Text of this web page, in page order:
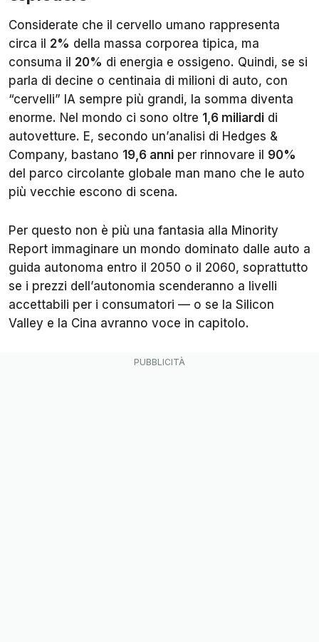
Considerate che il cervello umano rappresenta
circa il 2% della massa corporea tipica, ma
consuma il 20% di energia e ossigeno. Quindi, se si
parla di decine o centinaia di milioni di auto, con
“cervelli” IA sempre più grandi, la somma diventa
enorme. Nel mondo ci sono oltre 1,6 miliardi di
autovetture. E, secondo un’analisi di Hedges &
Company, bastano 19,6 anni per rinnovare il 90%
del parco circolante globale man mano che le auto
più vecchie escono di scena.
Per questo non è più una fantasia alla Minority
Report immaginare un mondo dominato dalle auto a
guida autonoma entro il 2050 o il 2060, soprattutto
se i prezzi dell’autonomia scenderanno a livelli
accettabili per i consumatori — o se la Silicon
Valley e la Cina avranno voce in capitolo.